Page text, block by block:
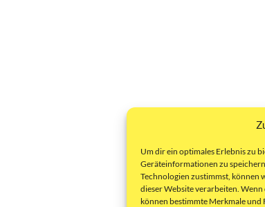
Um dir ein optimales Erlebnis zu
Geräteinformationen zu
Technologien zustimmst, können
dieser Website verarbeiten.
können bestimmte Merkmale